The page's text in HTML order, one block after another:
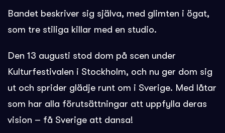
Bandet beskriver sig själva, med glimten i ögat,
som tre stiliga killar med en studio.
Den 13 augusti stod dom på scen under
Kulturfestivalen i Stockholm, och nu ger dom sig
ut och sprider glädje runt om i Sverige. Med låtar
som har alla förutsättningar att uppfylla deras
vision – få Sverige att dansa!